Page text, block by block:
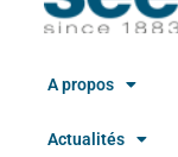
A propos
Actualités